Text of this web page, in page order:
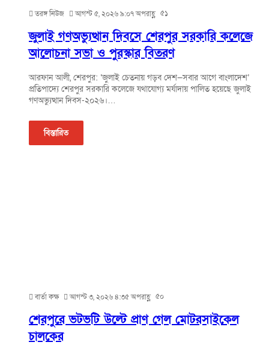
তরঙ্গ নিউজ আগস্ট ৫, ২০২৬ ৯:০৭ অপরাহ্ণ ৫১
জুলাই গণঅভ্যুত্থান দিবসে শেরপুর সরকারি কলেজে
আলোচনা সভা ও পুরস্কার বিতরণ
আরফান আলী, শেরপুর: ‘জুলাই চেতনায় গড়ব দেশ—সবার আগে বাংলাদেশ’
প্রতিপাদ্যে শেরপুর সরকারি কলেজে যথাযোগ্য মর্যাদায় পালিত হয়েছে জুলাই
গণঅভ্যুত্থান দিবস-২০২৬।…
বিস্তারিত
বার্তা কক্ষ আগস্ট ৩, ২০২৬ ৪:৩৫ অপরাহ্ণ ৫০
শেরপুরে ভটভটি উল্টে প্রাণ গেল মোটরসাইকেল
চালকের